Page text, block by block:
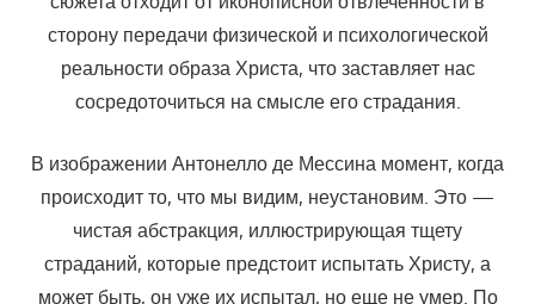
сторону передачи физической и психологической
реальности образа Христа, что заставляет нас
сосредоточиться на смысле его страдания.
В изображении Антонелло де Мессина момент, когда
происходит то, что мы видим, неустановим. Это —
чистая абстракция, иллюстрирующая тщету
страданий, которые предстоит испытать Христу, а
может быть, он уже их испытал, но еще не умер. По